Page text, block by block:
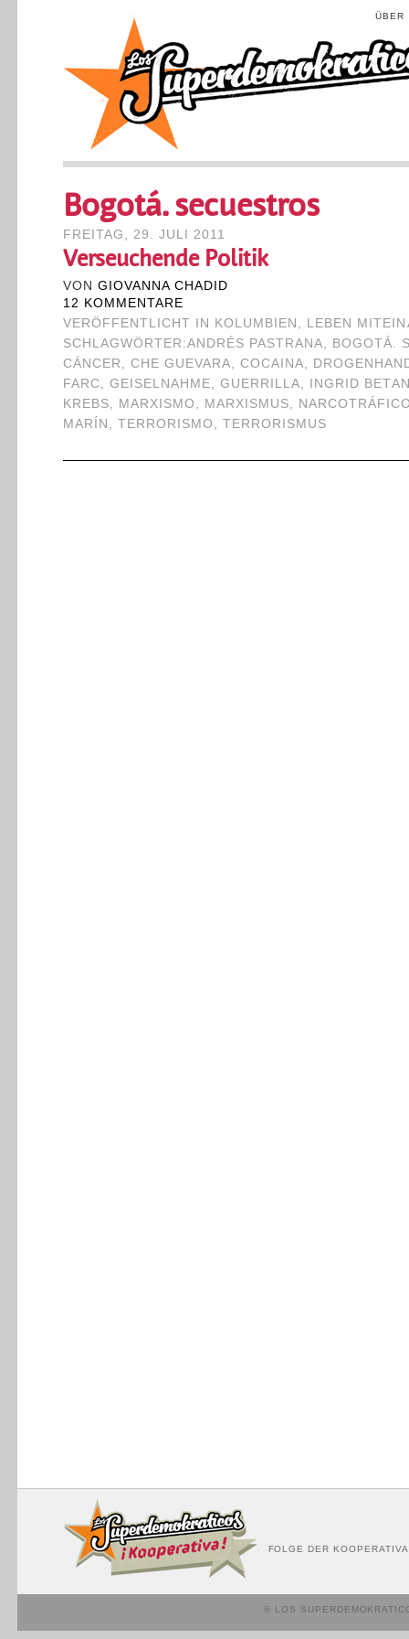
ÜBER
Bogotá. secuestros
FREITAG, 29. JULI 2011
Verseuchende Politik
VON GIOVANNA CHADID
12 KOMMENTARE
VERÖFFENTLICHT IN
KOLUMBIEN , LEBEN
SCHLAGWÖRTER:ANDRÉS PASTRANA, BOGOTÁ.
CÁNCER , CHE GUEVARA,COCAINA,
FARC, GEISELNAHME, GUERRILLA,
INGRID
KREBS, MARXISMO , MARXISMUS,
MARÍN , TERRORISMO , TERRORISMUS
FOLGE DER
© LOS